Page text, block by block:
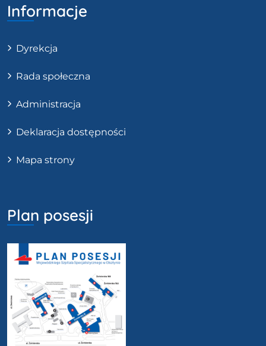
Informacje
Dyrekcja
Rada społeczna
Administracja
Deklaracja dostępności
Mapa strony
Plan posesji